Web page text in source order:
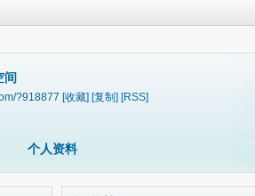
间
?918877 [收藏] [复制] [RSS]
个人资料